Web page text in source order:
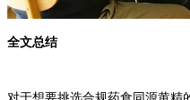
全文总结